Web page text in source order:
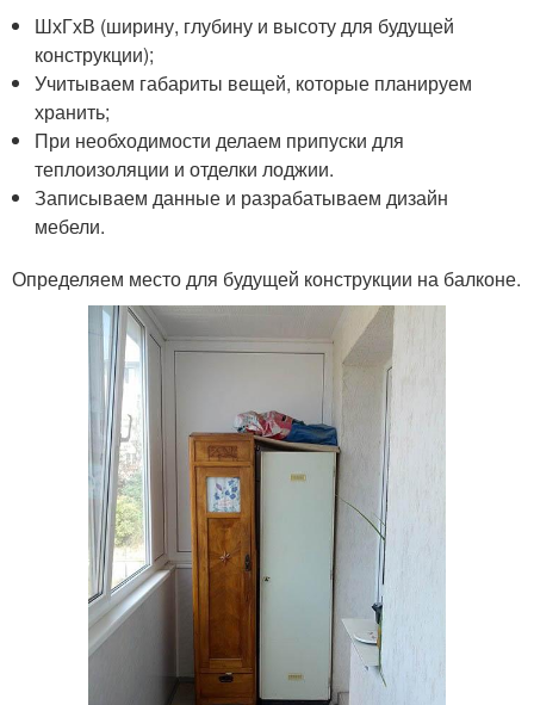
ШхГхВ (ширину, глубину и высоту для будущей
конструкции);
Учитываем габариты вещей, которые планируем
хранить;
При необходимости делаем припуски для
теплоизоляции и отделки лоджии.
Записываем данные и разрабатываем дизайн
мебели.
Определяем место для будущей конструкции на балконе.